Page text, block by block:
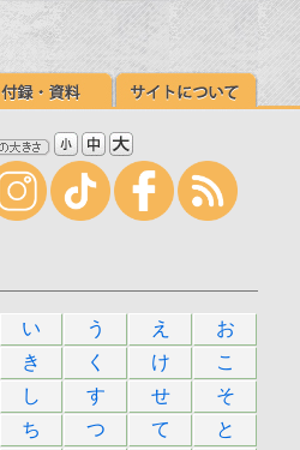
い う え お
き く け こ
し す せ そ
ち つ て と